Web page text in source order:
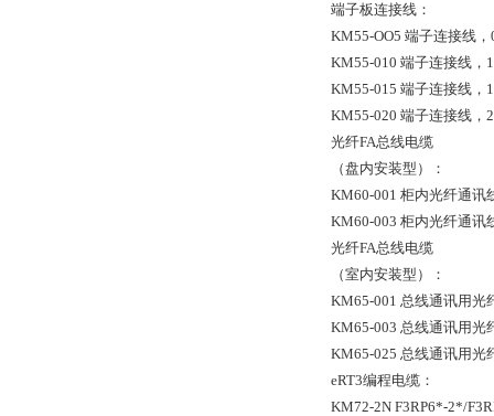
端子板连接线：
KM55-OO5 端子连接线，
KM55-010 端子连接线，
KM55-015 端子连接线，
KM55-020 端子连接线，
光纤FA总线电缆
（盘内安装型）：
KM60-001 柜内光纤通讯
KM60-003 柜内光纤通讯
光纤FA总线电缆
（室内安装型）：
KM65-001 总线通讯用光
KM65-003 总线通讯用光
KM65-025 总线通讯用光
eRT3编程电缆：
KM72-2N F3RP6*-2*/